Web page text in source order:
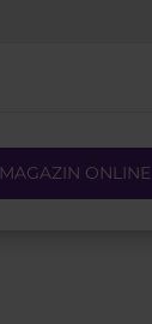
MAGAZIN ONLINE